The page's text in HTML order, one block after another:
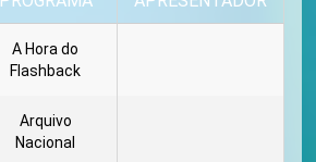
A Hora do
Flashback
Arquivo
Nacional